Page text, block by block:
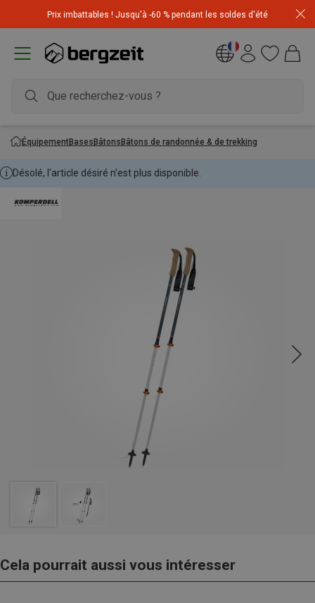
Prix imbattables ! Jusqu'à -60 % pendant les soldes d'été
l'article le moins cher! Code
ÉquipementBasesBâtonsBâtons de randonnée & de trekking
Désolé, l'article désiré n'est plus disponible.
Cela pourrait aussi vous intéresser